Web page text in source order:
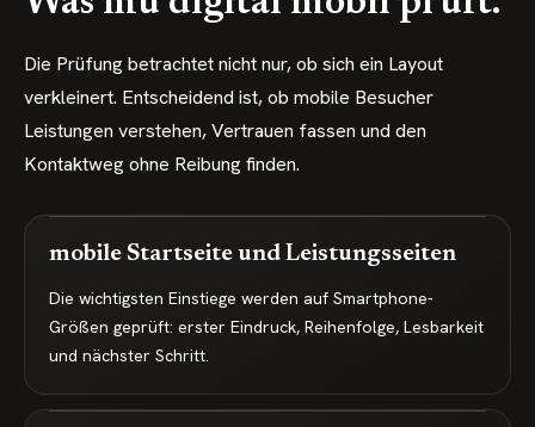
Die Prüfung betrachtet nicht nur, ob sich ein Layout
verkleinert. Entscheidend ist, ob mobile Besucher
Leistungen verstehen, Vertrauen fassen und den
Kontaktweg ohne Reibung finden.
mobile Startseite und Leistungsseiten
Die wichtigsten Einstiege werden auf Smartphone-
Größen geprüft: erster Eindruck, Reihenfolge, Lesbarkeit
und nächster Schritt.